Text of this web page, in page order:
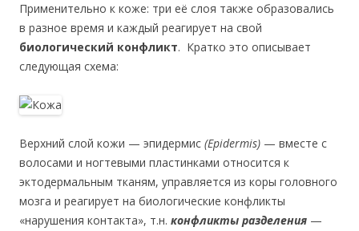
Применительно к коже: три её слоя также образовались
в разное время и каждый реагирует на свой
биологический конфликт. Кратко это описывает
следующая схема:
Верхний слой кожи — эпидермис (Epidermis) — вместе с
волосами и ногтевыми пластинками относится к
эктодермальным тканям, управляется из коры головного
мозга и реагирует на биологические конфликты
«нарушения контакта», т.н. конфликты разделения —